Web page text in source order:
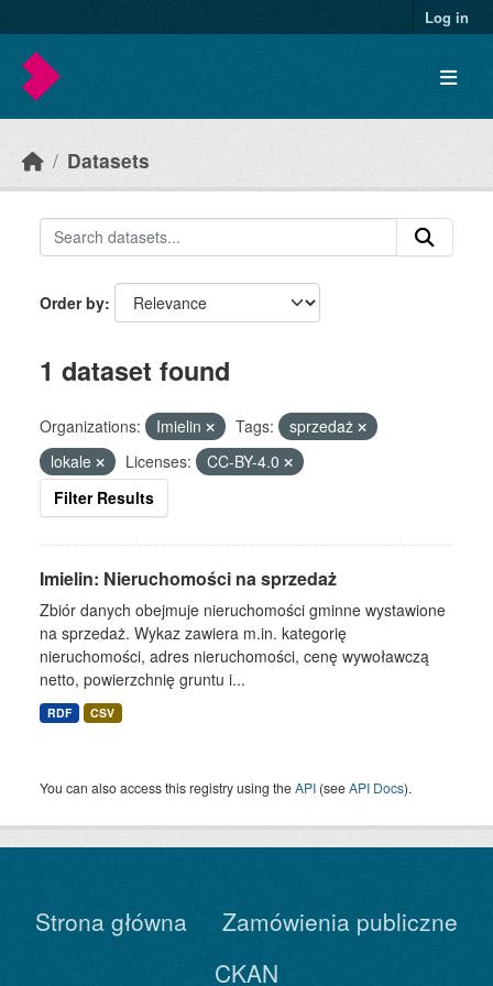
Log in
Datasets
Order by
1 dataset found
Organizations: Imielin Tags:
sprzedaż
lokale
Licenses:
CC-BY-4.0
Filter Results
Imielin: Nieruchomości na sprzedaż
Zbiór danych obejmuje nieruchomości gminne wystawione
na sprzedaż. Wykaz zawiera m.in. kategorię
nieruchomości, adres nieruchomości, cenę wywoławczą
netto, powierzchnię gruntu i...
RDF CSV
You can also access this registry using theAPI (seeAPI Docs).
Strona główna
Zamówienia publiczne
CKAN